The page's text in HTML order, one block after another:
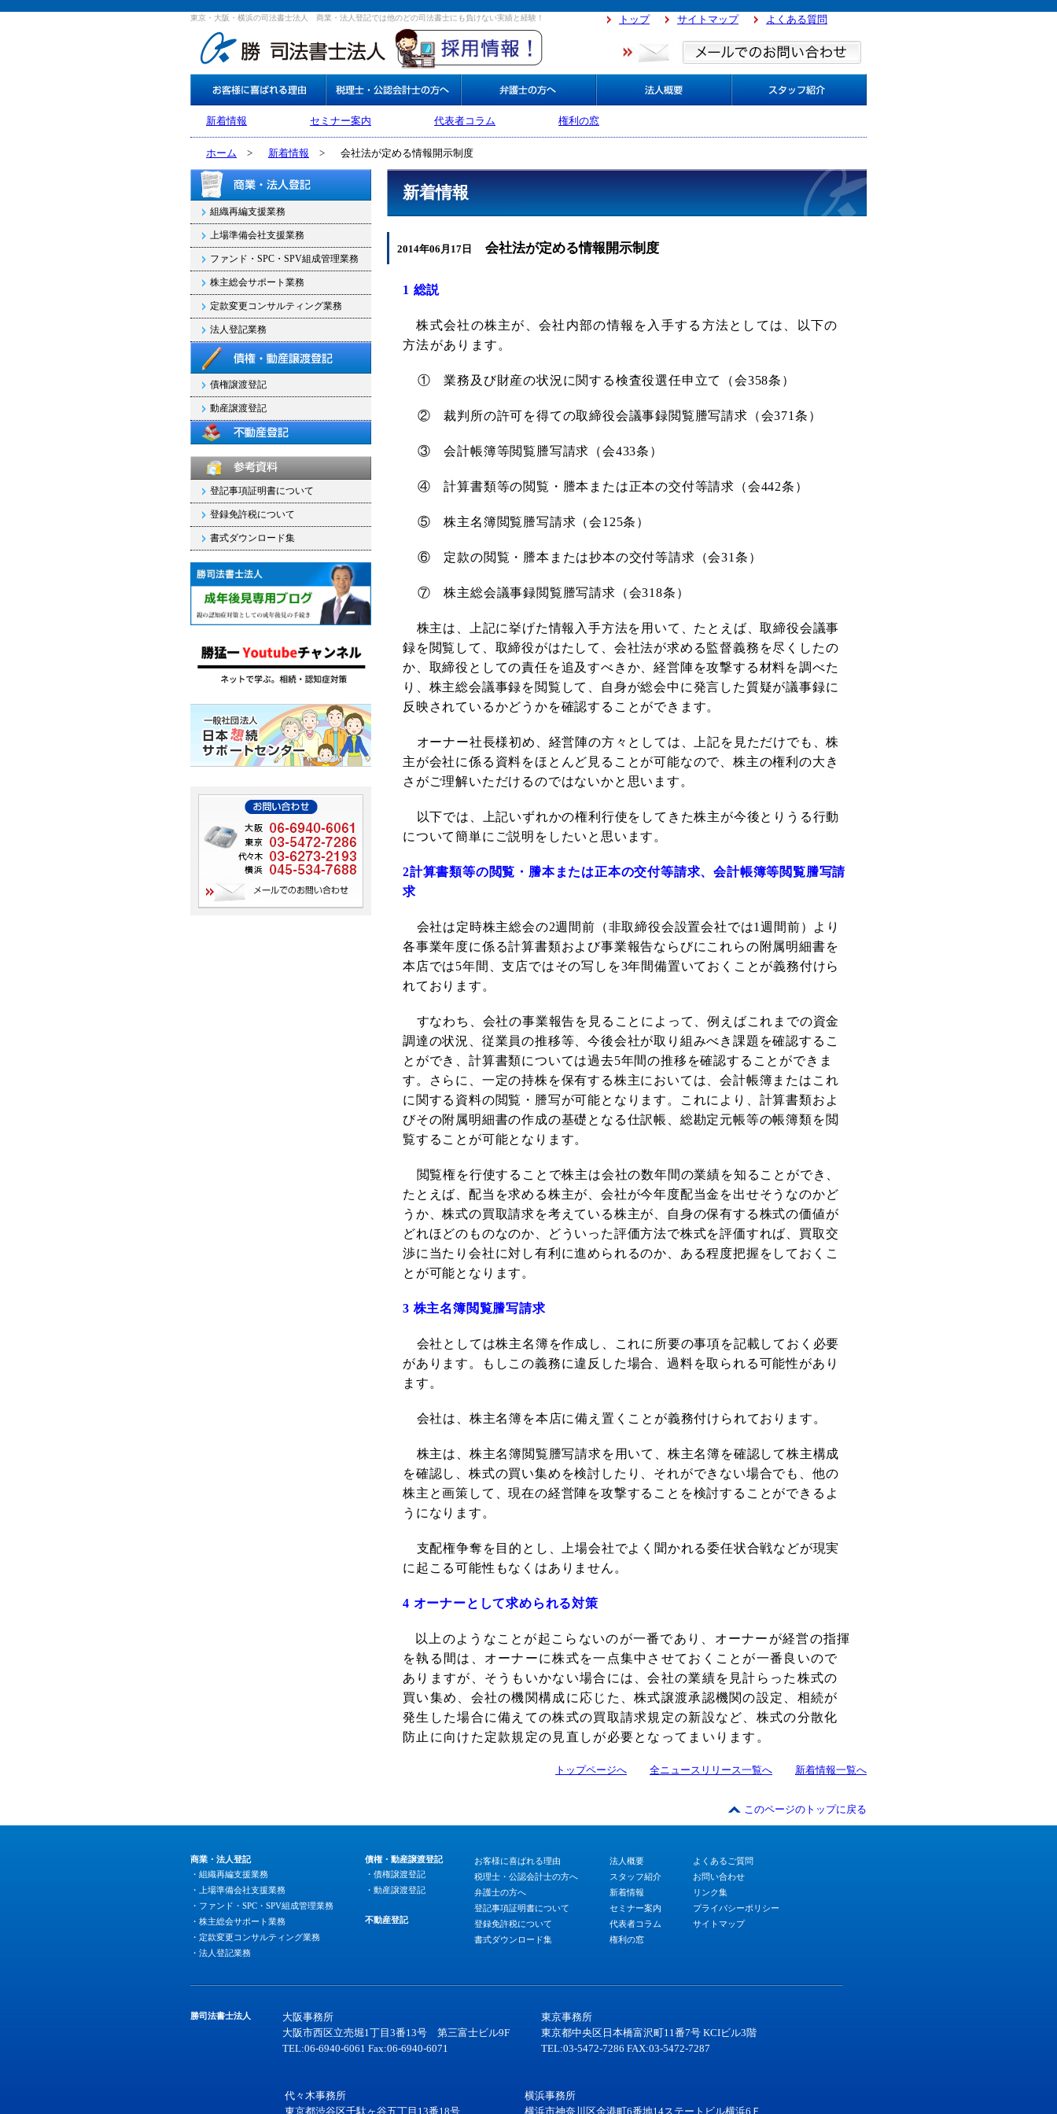
東京・大阪・横浜の司法書士法人 商業・法人登記では他のどの司法書士にも負けない実績と経験！ トップ サイトマップ よくある質問
新着情報 セミナー案内 代表者コラム 権利の窓
ホーム > 新着情報 > 会社法が定める情報開示制度
組織再編支援業務
上場準備会社支援業務
ファンド・SPC・SPV組成管理業務
株主総会サポート業務
定款変更コンサルティング業務
法人登記業務
債権譲渡登記
動産譲渡登記
登記事項証明書について
登録免許税について
書式ダウンロード集
新着情報
2014年06月17日 会社法が定める情報開示制度
1 総説
株式会社の株主が、会社内部の情報を入手する方法としては、以下の
方法があります。
① 業務及び財産の状況に関する検査役選任申立て（会358条）
② 裁判所の許可を得ての取締役会議事録閲覧謄写請求（会371 条）
③ 会計帳簿等閲覧謄写請求（会433条）
④ 計算書類等の閲覧・謄本または正本の交付等請求（会442条）
⑤ 株主名簿閲覧謄写請求（会125条）
⑥ 定款の閲覧・謄本または抄本の交付等請求（会31 条）
⑦ 株主総会議事録閲覧謄写請求（会318条）
株主は、上記に挙げた情報入手方法を用いて、たとえば、取締役会議事
録を閲覧して、取締役がはたして、会社法が求める監督義務を尽くしたの
か、取締役としての責任を追及すべきか、経営陣を攻撃する材料を調べた
り、株主総会議事録を閲覧して、自身が総会中に発言した質疑が議事録に
反映されているかどうかを確認することができます。
オーナー社長様初め、経営陣の方々としては、上記を見ただけでも、株
主が会社に係る資料をほとんど見ることが可能なので、株主の権利の大き
さがご理解いただけるのではないかと思います。
以下では、上記いずれかの権利行使をしてきた株主が今後とりうる行動
について簡単にご説明をしたいと思います。
2計算書類等の閲覧・謄本または正本の交付等請求、会計帳簿等閲覧謄写請
求
会社は定時株主総会の2週間前（非取締役会設置会社では1週間前）より
各事業年度に係る計算書類および事業報告ならびにこれらの附属明細書を
本店では5年間、支店ではその写しを3年間備置いておくことが義務付けら
れております。
すなわち、会社の事業報告を見ることによって、例えばこれまでの資金
調達の状況、従業員の推移等、今後会社が取り組みべき課題を確認するこ
とができ、計算書類については過去5年間の推移を確認することができま
す。さらに、一定の持株を保有する株主においては、会計帳簿またはこれ
に関する資料の閲覧・謄写が可能となります。これにより、計算書類およ
びその附属明細書の作成の基礎となる仕訳帳、総勘定元帳等の帳簿類を閲
覧することが可能となります。
閲覧権を行使することで株主は会社の数年間の業績を知ることができ、
たとえば、配当を求める株主が、会社が今年度配当金を出せそうなのかど
うか、株式の買取請求を考えている株主が、自身の保有する株式の価値が
どれほどのものなのか、どういった評価方法で株式を評価すれば、買取交
渉に当たり会社に対し有利に進められるのか、ある程度把握をしておくこ
とが可能となります。
3 株主名簿閲覧謄写請求
会社としては株主名簿を作成し、これに所要の事項を記載しておく必要
があります。もしこの義務に違反した場合、過料を取られる可能性があり
ます。
会社は、株主名簿を本店に備え置くことが義務付けられております。
株主は、株主名簿閲覧謄写請求を用いて、株主名簿を確認して株主構成
を確認し、株式の買い集めを検討したり、それができない場合でも、他の
株主と画策して、現在の経営陣を攻撃することを検討することができるよ
うになります。
支配権争奪を目的とし、上場会社でよく聞かれる委任状合戦などが現実
に起こる可能性もなくはありません。
4 オーナーとして求められる対策
以上のようなことが起こらないのが一番であり、オーナーが経営の指揮
を執る間は、オーナーに株式を一点集中させておくことが一番良いので
ありますが、そうもいかない場合には、会社の業績を見計らった株式の
買い集め、会社の機関構成に応じた、株式譲渡承認機関の設定、相続が
発生した場合に備えての株式の買取請求規定の新設など、株式の分散化
防止に向けた定款規定の見直しが必要となってまいります。
トップページへ 全ニュースリリース一覧へ 新着情報一覧へ
このページのトップに戻る
商業・法人登記
・組織再編支援業務
・上場準備会社支援業務
・ファンド・SPC・SPV組成管理業務
・株主総会サポート業務
・定款変更コンサルティング業務
・法人登記業務
債権・動産譲渡登記
・債権譲渡登記
・動産譲渡登記
不動産登記
お客様に喜ばれる理由
税理士・公認会計士の方へ
弁護士の方へ
登記事項証明書について
登録免許税について
書式ダウンロード集
法人概要
スタッフ紹介
新着情報
セミナー案内
代表者コラム
権利の窓
よくあるご質問
お問い合わせ
リンク集
プライバシーポリシー
サイトマップ
勝司法書士法人
大阪事務所
大阪市西区立売堀1丁目3番13号 第三富士ビル9F
TEL:06-6940-6061 Fax:06-6940-6071
東京事務所
東京都中央区日本橋富沢町11番7号 KCIビル3階
TEL:03-5472-7286 FAX:03-5472-7287
代々木事務所
東京都渋谷区千駄ヶ谷五丁目13番18号
横浜事務所
横浜市神奈川区金港町6番地14ステートビル横浜6Ｆ